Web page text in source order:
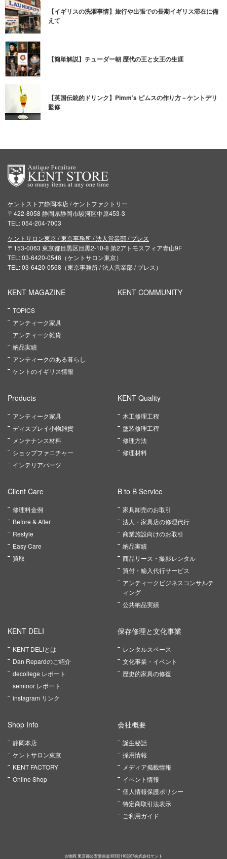
【イギリスの洗濯事情】旅行や出張での長期イギリス滞在に備
えて
【簡単解説】チューダー朝 歴代の王と女王の生涯
【英国伝統的ドリンク】Pimm’s ピムスの作り方－ケントデリ
監修
ケントストア静岡本店 / ケントファクトリー
〒422-8058 静岡県静岡市駿河区中原453-3
TEL: 054-204-7003
ケントサロン東京 / 東京事務所 / 法人営業部 / プレス
〒153-0063 東京都目黒区目黒2-10-8 第2アトモスフィア青山9F
TEL: 03-6420-0548（ケントサロン東京）
TEL: 03-6420-0568（東京事務所 / 法人営業部 / プレス）
KENT MAGAZINE
TOPICS
アンティーク家具
アンティーク雑貨
納品実績
アンティークのある暮らし
ケントのイギリス情報
KENT COMMUNITY
Products
アンティーク家具
ディスプレイ小物雑貨
メンテナンス材料
ショップファニチャー
インテリアパーツ
KENT Quality
木工修理工程
塗装修理工程
修理方法
修理材料
Client Care
修理料金例
Before & After
Restyle
Easy Care
買取
B to B Service
家具卸売のお取引
法人・家具店の修理代行
商業施設向けのお取引
納品実績
商品リース・撮影レンタル
買付・輸入代行サービス
アンティークビジネスコンサルテ
ィング
公共納品実績
KENT DELI
KENT DELIとは
Dan Repardのご紹介
decollege レポート
seminor レポート
instagram リンク
保存修理と文化事業
レンタルスペース
文化事業・イベント
歴史的家具の修復
Shop Info
静岡本店
ケントサロン東京
KENT FACTORY
Online Shop
会社概要
誕生秘話
採用情報
メディア掲載情報
イベント情報
個人情報保護ポリシー
特定商取引法表示
ご利用ガイド
古物商 東京都公安委員会303321102267株式会社ケント